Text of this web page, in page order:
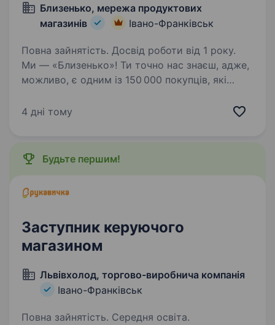
Близенько, мережа продуктових
магазинів
Івано-Франківськ
Повна зайнятість. Досвід роботи від 1 року.
Ми — «Близенько»! Ти точно нас знаєш, адже,
можливо, є одним із 150 000 покупців, які
ти став ще ближчим! Зараз ми шукаємо
4 дні тому
Будьте першим!
Заступник керуючого
магазином
Львівхолод, торгово-виробнича компанія
Івано-Франківськ
Повна зайнятість. Середня освіта.